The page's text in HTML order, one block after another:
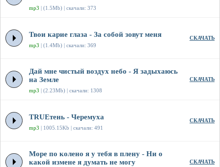
mp3 | (1.5Mb) | скачали: 373
Твои карие глаза - За собой зовут меня
mp3 | (1.4Mb) | скачали: 369
СКАЧАТЬ
Дай мне чистый воздух небо - Я задыхаюсь
на Земле
mp3 | (2.23Mb) | скачали: 1308
СКАЧАТЬ
TRUEтень - Черемуха
mp3 | 1005.15Kb | скачали: 491
СКАЧАТЬ
Море по колено я у тебя в плену - Ни о
какой измене я думать не могу
СКАЧАТЬ